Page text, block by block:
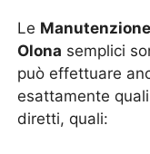
Le
Olona semplici
può effettuare
esattamente
diretti, quali: